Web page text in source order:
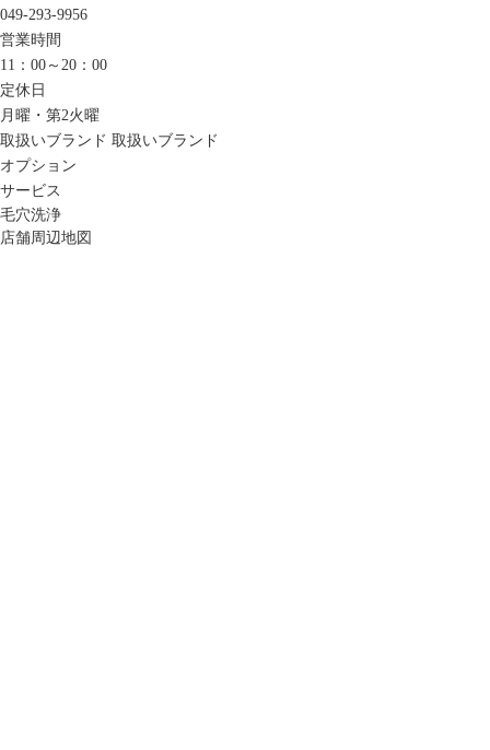
049-293-9956
営業時間
11：00～20：00
定休日
月曜・第2火曜
取扱いブランド 取扱いブランド
オプション
サービス
毛穴洗浄
店舗周辺地図